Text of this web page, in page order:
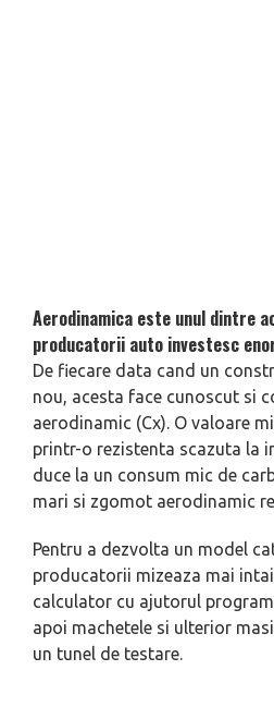
Aerodinamica este unul dintre
producatorii auto investesc
De fiecare data cand un
nou, acesta face cunoscut si
aerodinamic (Cx). O valoare
printr-o rezistenta scazuta la
duce la un consum mic de
mari si zgomot aerodinamic
Pentru a dezvolta un model
producatorii mizeaza mai
calculator cu ajutorul
apoi machetele si ulterior
un tunel de testare.